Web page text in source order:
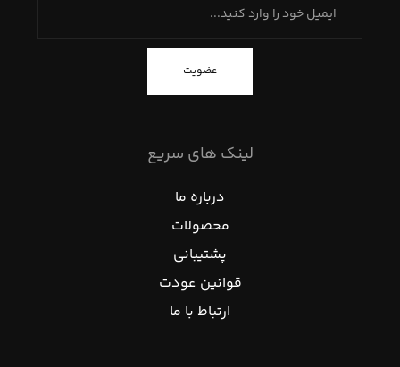
عضویت
لینک های سریع
درباره ما
محصولات
پشتیبانی
قوانین عودت
ارتباط با ما